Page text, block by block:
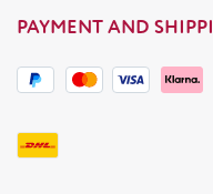
PAYMENT AND